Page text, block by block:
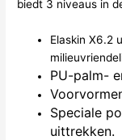
biedt 3 niveaus in
Elaskin X6.2
PU-palm-
Speciale
uittrekken.